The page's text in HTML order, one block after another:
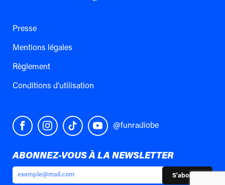
Presse
Mentions légales
Règlement
Conditions d'utilisation
@funradiobe
ABONNEZ-VOUS À LA NEWSLETTER